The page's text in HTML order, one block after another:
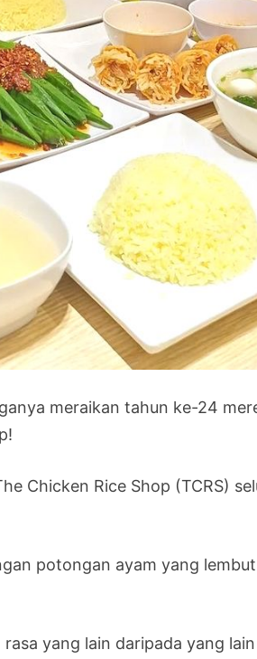
meraikan tahun ke-24
Chicken Rice Shop (TCRS)
potongan ayam yang
yang lain daripada yang